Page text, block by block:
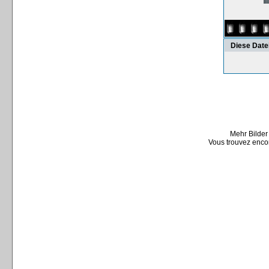
Diese
Mehr
Vous trouvez